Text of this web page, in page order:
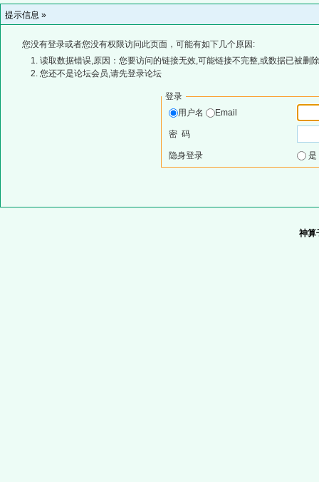
提示信息 »
您没有登录或者您没有权限访问此页面，可能有如下几个原因:
读取数据错误,原因：您要访问的链接无效,可能链接不完整,或数据已被删
您还不是论坛会员,请先登录论坛
登录
用户名
Email
密 码
隐身登录
神算